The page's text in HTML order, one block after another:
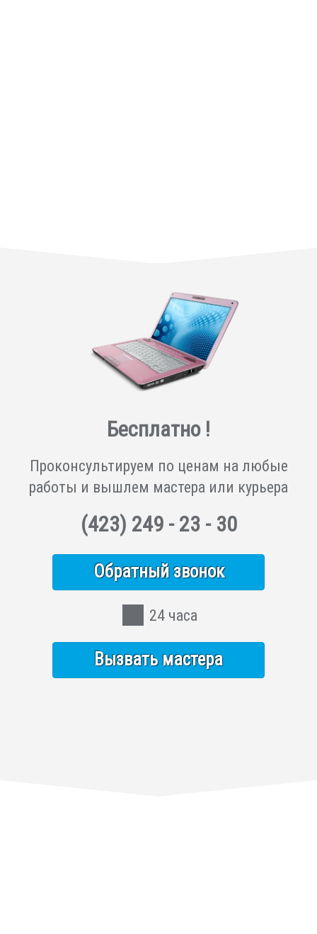
Бесплатно !
Проконсультируем по ценам на любые
работы и вышлем мастера или курьера
(423) 249 - 23 - 30
Обратный звонок
24 часа
Вызвать мастера